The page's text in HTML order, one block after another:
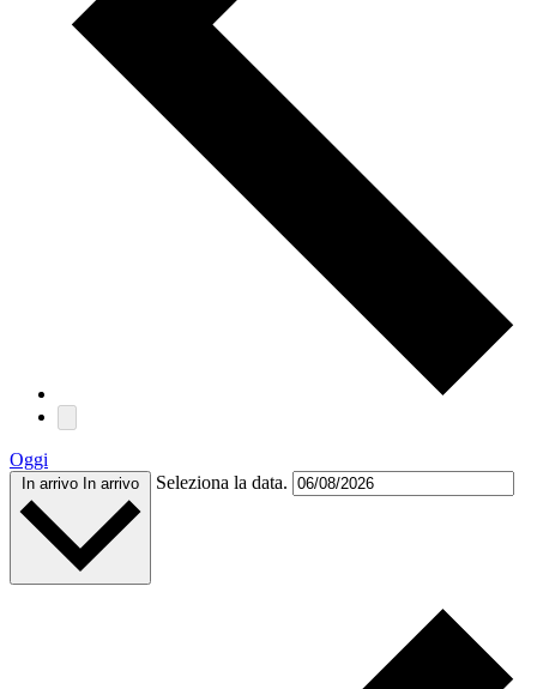
Oggi
In arrivo In arrivo Seleziona la data.